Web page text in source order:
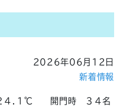
2026年06月12日
新着情報
２４.１℃ 開門時 ３４名